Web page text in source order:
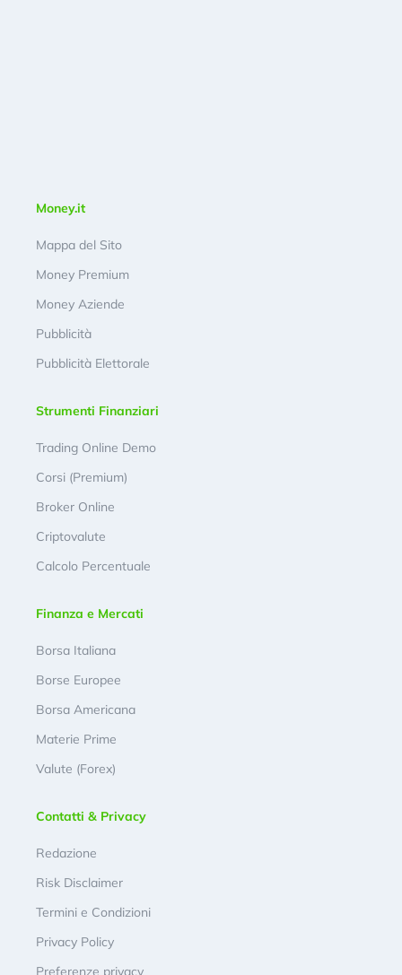
Money.it
Mappa del Sito
Money Premium
Money Aziende
Pubblicità
Pubblicità Elettorale
Strumenti Finanziari
Trading Online Demo
Corsi (Premium)
Broker Online
Criptovalute
Calcolo Percentuale
Finanza e Mercati
Borsa Italiana
Borse Europee
Borsa Americana
Materie Prime
Valute (Forex)
Contatti & Privacy
Redazione
Risk Disclaimer
Termini e Condizioni
Privacy Policy
Preferenze privacy